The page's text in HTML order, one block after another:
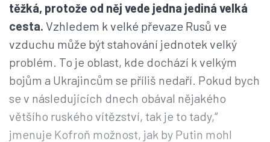
těžká, protože od něj vede jedna jediná velká
cesta. Vzhledem k velké převaze Rusů ve
vzduchu může být stahování jednotek velký
problém. To je oblast, kde dochází k velkým
bojům a Ukrajincům se příliš nedaří. Pokud bych
se v následujících dnech obával nějakého
většího ruského vítězství, tak je to tady,“
jmenuje Kofroň možnost, jak by Putin mohl